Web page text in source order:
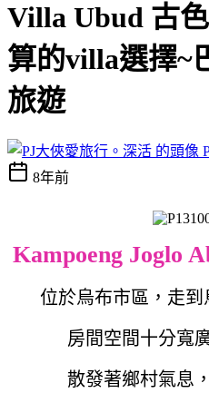
Villa Ubud 古
算的villa選擇~
旅遊
8年前
Kampoeng Joglo
位於烏布市區，走
房間空間十分寬
散發著鄉村氣息